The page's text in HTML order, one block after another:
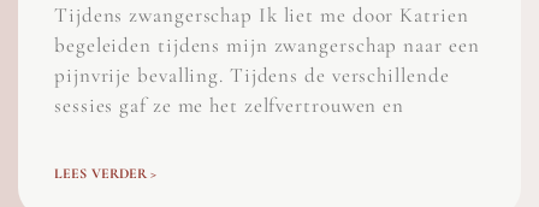
Tijdens zwangerschap Ik liet me door Katrien
begeleiden tijdens mijn zwangerschap naar een
pijnvrije bevalling. Tijdens de verschillende
sessies gaf ze me het zelfvertrouwen en
LEES VERDER >